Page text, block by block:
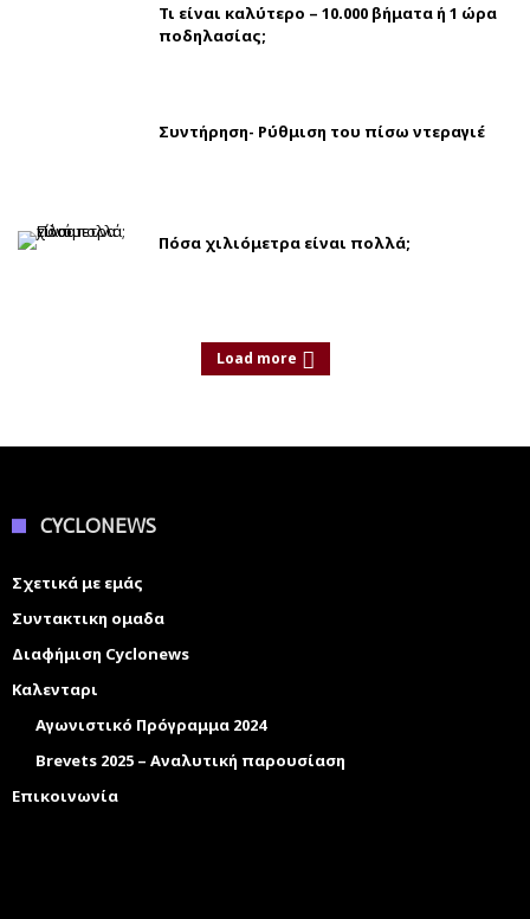
Τι είναι καλύτερο – 10.000 βήματα ή 1 ώρα
ποδηλασίας;
Συντήρηση- Ρύθμιση του πίσω ντεραγιέ
Πόσα χιλιόμετρα είναι πολλά;
Load more
CYCLONEWS
Σχετικά με εμάς
Συντακτικη ομαδα
Διαφήμιση Cyclonews
Καλενταρι
Αγωνιστικό Πρόγραμμα 2024
Brevets 2025 – Αναλυτική παρουσίαση
Επικοινωνία